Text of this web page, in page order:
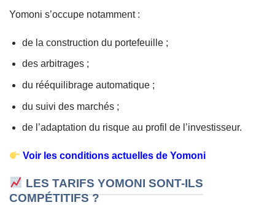
Yomoni s’occupe notamment :
de la construction du portefeuille ;
des arbitrages ;
du rééquilibrage automatique ;
du suivi des marchés ;
de l’adaptation du risque au profil de l’investisseur.
Voir les conditions actuelles de Yomoni
LES TARIFS YOMONI SONT-ILS
COMPÉTITIFS ?